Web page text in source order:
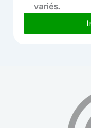
variés.